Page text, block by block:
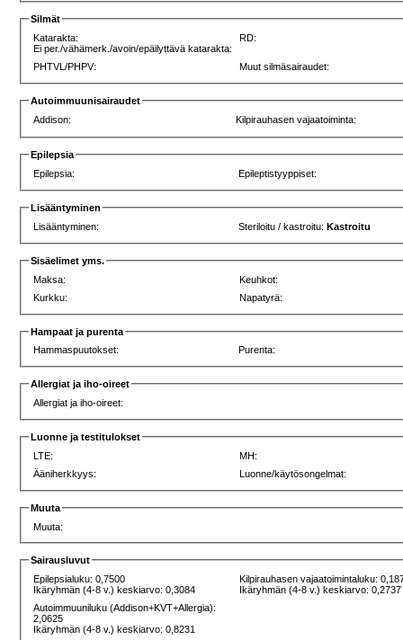
Silmät
Katarakta:
Ei per./vähämerk./avoin/epäilyttävä katarakta:
RD:
PHTVL/PHPV: Muut silmäsairaudet:
Autoimmuunisairaudet
Addison:
Kilpirauhasen vajaatoiminta:
Epilepsia
Epilepsia:
Epileptistyyppiset:
Lisääntyminen
Lisääntyminen:
Steriloitu / kastroitu:Kastroitu
Sisäelimet yms.
Maksa:
Keuhkot:
Kurkku:
Napatyrä:
Hampaat ja purenta
Hammaspuutokset:
Purenta:
Allergiat ja iho-oireet
Allergiat ja iho-oireet:
Luonne ja testitulokset
LTE:
MH:
Ääniherkkyys:
Luonne/käytösongelmat:
Muuta
Muuta:
Sairausluvut
Epilepsialuku: 0,7500
Ikäryhmän (4-8 v.) keskiarvo: 0,3084
Kilpirauhasen vajaatoimintaluku:
Ikäryhmän (4-8 v.) keskiarvo: 0,2737
Autoimmuuniluku (Addison+KVT+Allergia):
2,0625
Ikäryhmän (4-8 v.) keskiarvo: 0,8231